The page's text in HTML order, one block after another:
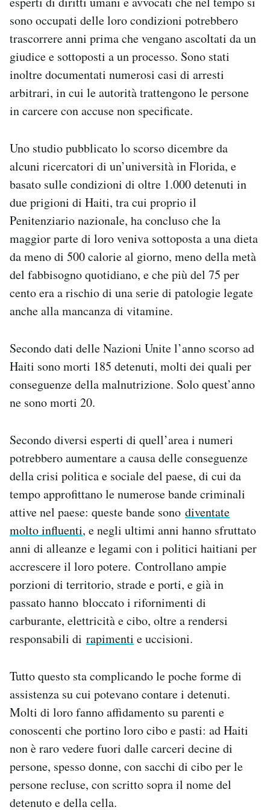
sono occupati delle loro condizioni potrebbero
trascorrere anni prima che vengano ascoltati da un
giudice e sottoposti a un processo. Sono stati
inoltre documentati numerosi casi di arresti
arbitrari, in cui le autorità trattengono le persone
in carcere con accuse non specificate.
Uno studio pubblicato lo scorso dicembre da
alcuni ricercatori di un’università in Florida, e
basato sulle condizioni di oltre 1.000 detenuti in
due prigioni di Haiti, tra cui proprio il
Penitenziario nazionale, ha concluso che la
maggior parte di loro veniva sottoposta a una dieta
da meno di 500 calorie al giorno, meno della metà
del fabbisogno quotidiano, e che più del 75 per
cento era a rischio di una serie di patologie legate
anche alla mancanza di vitamine.
Secondo dati delle Nazioni Unite l’anno scorso ad
Haiti sono morti 185 detenuti, molti dei quali per
conseguenze della malnutrizione. Solo quest’anno
ne sono morti 20.
Secondo diversi esperti di quell’area i numeri
potrebbero aumentare a causa delle conseguenze
della crisi politica e sociale del paese, di cui da
tempo approfittano le numerose bande criminali
attive nel paese: queste bande sono diventate
molto influenti, e negli ultimi anni hanno sfruttato
anni di alleanze e legami con i politici haitiani per
accrescere il loro potere. Controllano ampie
porzioni di territorio, strade e porti, e già in
passato hanno bloccato i rifornimenti di
carburante, elettricità e cibo, oltre a rendersi
responsabili di rapimenti e uccisioni.
Tutto questo sta complicando le poche forme di
assistenza su cui potevano contare i detenuti.
Molti di loro fanno affidamento su parenti e
conoscenti che portino loro cibo e pasti: ad Haiti
non è raro vedere fuori dalle carceri decine di
persone, spesso donne, con sacchi di cibo per le
persone recluse, con scritto sopra il nome del
detenuto e della cella.